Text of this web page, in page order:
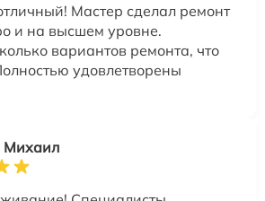
Мастер сделал ремонт
и на высшем уровне.
вариантов ремонта, что
удовлетворены
Михаил